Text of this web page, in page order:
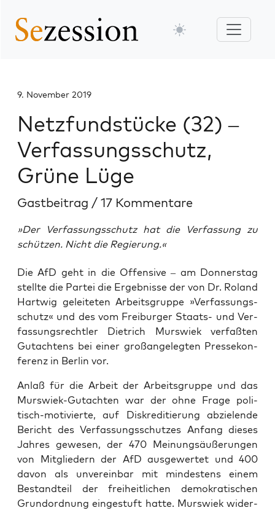
9. November 2019
Netzfundstücke (32) –
Verfassungsschutz,
Grüne Lüge
Gastbeitrag / 17 Kommentare
»Der Verfassungsschutz hat die Verfassung zu
schützen. Nicht die Regierung.«
Die AfD geht in die Offen­si­ve – am Don­ners­tag
stell­te die Par­tei die Ergeb­nis­se der von Dr. Roland
Hart­wig gelei­te­ten Arbeits­grup­pe »Ver­fas­sungs­
schutz« und des vom Frei­bur­ger Staats- und Ver­
fas­sungs­recht­ler Diet­rich Murs­wiek ver­faß­ten
Gut­ach­tens bei einer groß­an­ge­leg­ten Pres­se­kon­
fe­renz in Ber­lin vor.
Anlaß für die Arbeit der Arbeits­grup­pe und das
Murs­wiek-Gut­ach­ten war der ohne Fra­ge poli­
tisch-moti­vier­te, auf Dis­kre­di­tie­rung abzie­len­de
Bericht des Ver­fas­sungs­schut­zes Anfang die­ses
Jah­res gewe­sen, der 470 Mei­nungs­äu­ße­run­gen
von Mit­glie­dern der AfD aus­ge­wer­tet und 400
davon als unver­ein­bar mit min­des­tens einem
Bestand­teil der frei­heit­li­chen demo­kra­ti­schen
Grund­ord­nung ein­ge­stuft hat­te. Murs­wiek wider­